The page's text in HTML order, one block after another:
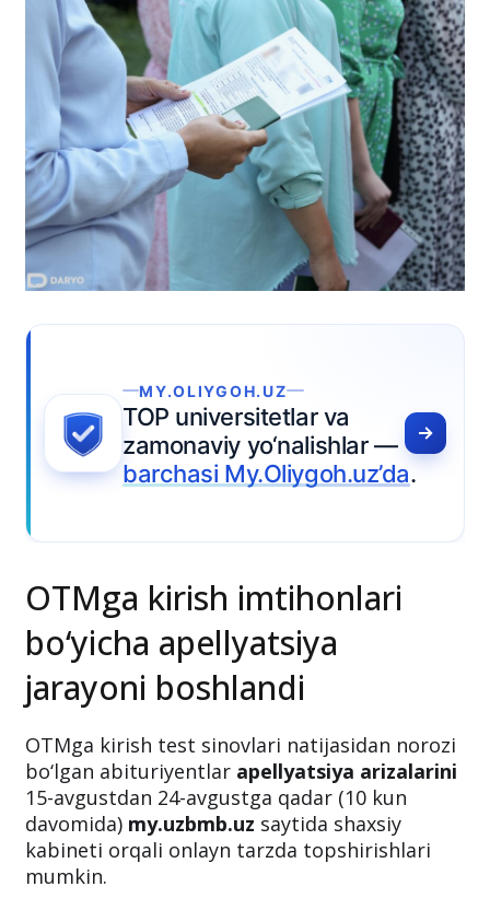
va
yo‘nalishlar —
My.Oliygoh.uz’da.
OTMga kirish imtihonlari
bo‘yicha apellyatsiya
jarayoni boshlandi
OTMga kirish test sinovlari natijasidan norozi
bo‘lgan abituriyentlar apellyatsiya arizalarini
15-avgustdan 24-avgustga qadar (10 kun